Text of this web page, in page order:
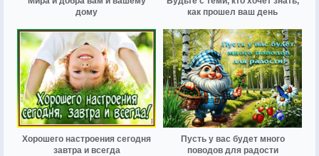
дому
как прошел ваш день
Хорошего настроения сегодня
завтра и всегда
Пусть у вас будет много
поводов для радости